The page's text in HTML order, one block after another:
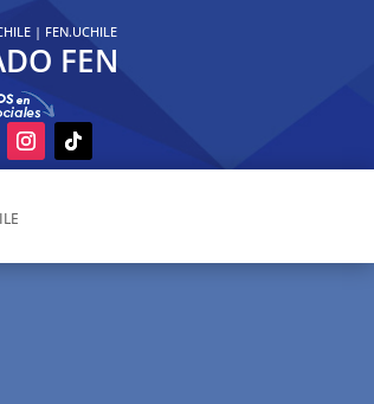
| FEN.UCHILE
FEN